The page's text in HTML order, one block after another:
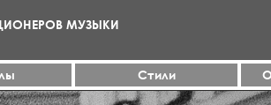
МУЗЫКИ
Стили